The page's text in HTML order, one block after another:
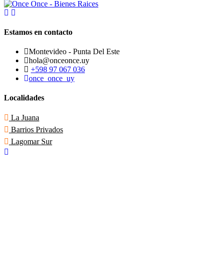
Estamos en contacto
Montevideo - Punta Del Este
hola@onceonce.uy
+598 97 067 036
once_once_uy
Localidades
La Juana
Barrios Privados
Lagomar Sur